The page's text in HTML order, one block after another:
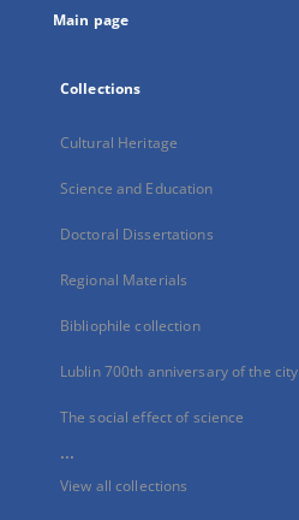
Main page
Collections
Cultural Heritage
Science and Education
Doctoral Dissertations
Regional Materials
Bibliophile collection
Lublin 700th anniversary of the city
The social effect of science
...
View all collections